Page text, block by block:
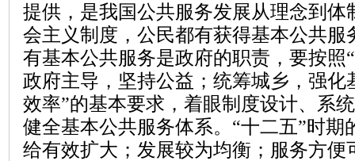
提供，是我国公共服务发展从理念到体
会主义制度，公民都有获得基本公共服
有基本公共服务是政府的职责，要按照
政府主导，坚持公益；统筹城乡，强化
效率”的基本要求，着眼制度设计、系
健全基本公共服务体系。“十二五”时期
给有效扩大；发展较为均衡；服务方便